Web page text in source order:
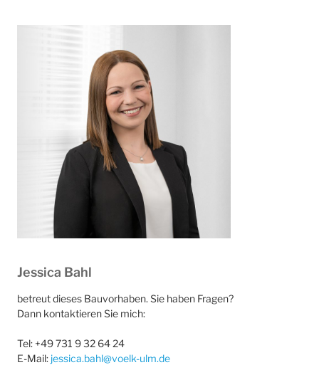
Jessica Bahl
betreut dieses Bauvorhaben. Sie haben Fragen?
Dann kontaktieren Sie mich:
Tel: +49 731 9 32 64 24
E-Mail: jessica.bahl@voelk-ulm.de